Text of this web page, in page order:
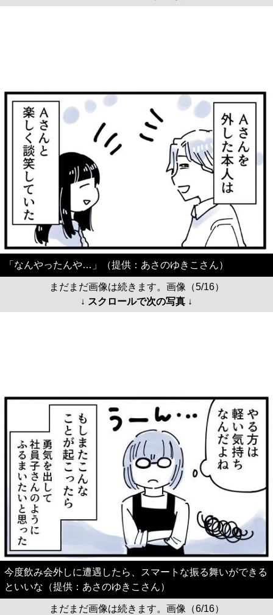
「なんやったんや…」（提供：あさのゆきこさん）
まだまだ画像は続きます。画像（5/16）
↓ スクロールで次の写真 ↓
今度飲み会外しに遭遇したら、スマートな振る舞いができる
といいな（提供：あさのゆきこさん）
まだまだ画像は続きます。画像（6/16）